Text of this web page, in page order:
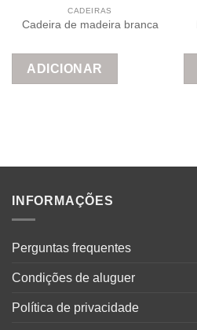
CADEIRAS
Cadeira de madeira branca
ADICIONAR
INFORMAÇÕES
Perguntas frequentes
Condições de aluguer
Política de privacidade